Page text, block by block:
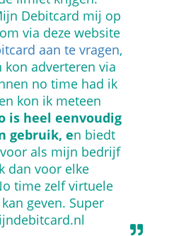
Debitcard mij op
via deze website
aan te vragen,
kon adverteren via
no time had ik
kon ik meteen
is heel eenvoudig
gebruik, en biedt
als mijn bedrijf
dan voor elke
time zelf virtuele
geven. Super